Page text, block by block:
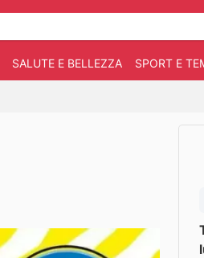
SALUTE E BELLEZZA SPORT E